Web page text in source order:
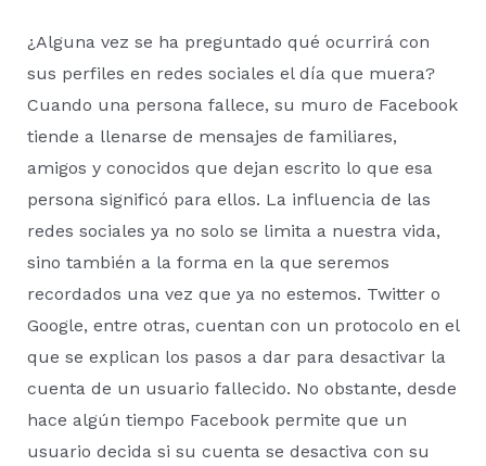
¿Alguna vez se ha preguntado qué ocurrirá con
sus perfiles en redes sociales el día que muera?
Cuando una persona fallece, su muro de Facebook
tiende a llenarse de mensajes de familiares,
amigos y conocidos que dejan escrito lo que esa
persona significó para ellos. La influencia de las
redes sociales ya no solo se limita a nuestra vida,
sino también a la forma en la que seremos
recordados una vez que ya no estemos. Twitter o
Google, entre otras, cuentan con un protocolo en el
que se explican los pasos a dar para desactivar la
cuenta de un usuario fallecido. No obstante, desde
hace algún tiempo Facebook permite que un
usuario decida si su cuenta se desactiva con su